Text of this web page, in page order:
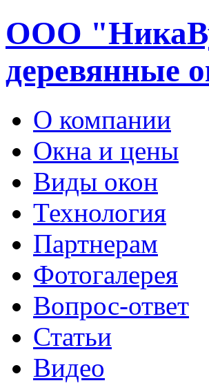
ООО
деревянные
О компании
Окна и цены
Виды окон
Технология
Партнерам
Фотогалерея
Вопрос-ответ
Статьи
Видео